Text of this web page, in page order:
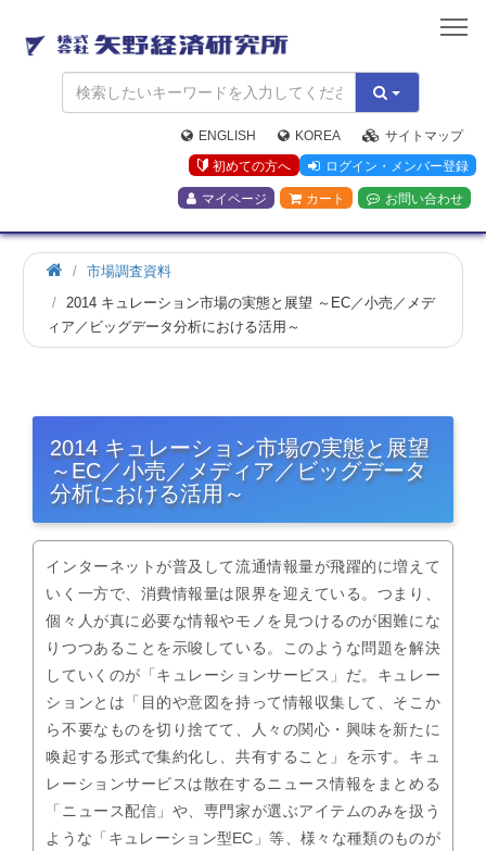
矢
野
経
済
研
究
所
ENGLISH KOREA
サイトマップ
初めての方へ
ログイン・メンバー登録
マイページ カート お問い合わせ
市場調査資料
2014 キュレーション市場の実態と展望 ～EC／小売／メデ
ィア／ビッグデータ分析における活用～
2014 キュレーション市場の実態と展望
～EC／小売／メディア／ビッグデータ
分析における活用～
インターネットが普及して流通情報量が飛躍的に増えて
いく一方で、消費情報量は限界を迎えている。つまり、
個々人が真に必要な情報やモノを見つけるのが困難にな
りつつあることを示唆している。このような問題を解決
していくのが「キュレーションサービス」だ。キュレー
ションとは「目的や意図を持って情報収集して、そこか
ら不要なものを切り捨てて、人々の関心・興味を新たに
喚起する形式で集約化し、共有すること」を示す。キュ
レーションサービスは散在するニュース情報をまとめる
「ニュース配信」や、専門家が選ぶアイテムのみを扱う
ような「キュレーション型EC」等、様々な種類のものが